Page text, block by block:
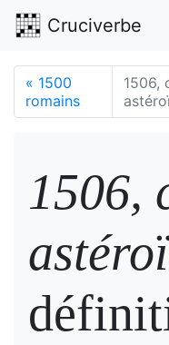
Cruciverbe
« 1500
romains
1506,
1506,